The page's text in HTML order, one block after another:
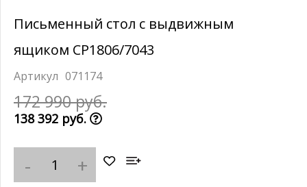
Письменный стол с выдвижным
ящиком CP1806/7043
071174
172 990 руб.
138 392 руб.